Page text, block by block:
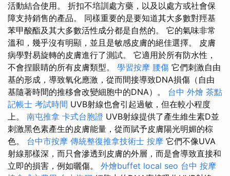
活動結合使用。 折扣不培訓處方藥，以及以處方或社會保
障支持銷售的產品。 同樣重要的是要知道其大多數對羥基
苯甲酸酯及其大多數活性成分都是自然的。 它的氣味非常
溫和，幾乎沒有明顯，並且是敏感皮膚的絕佳選擇。 皮膚
病學對易旋轉的皮膚進行了測試。 它適用於所有防水性，
不會捏眼睛的所有皮膚類型。 學習按摩 腰傷 它們刺激自由
基的形成，導致氧化應激，從而間接導致DNA損傷（自由
基隨著時間的推移會改變細胞中的DNA）。 台中 外燴 茶點
記帳士 考試時間 UVB射線也會引起過敏，但在較小程度
上。 南屯推拿 卡式台胞證 UVB射線提供了產生維生素D並
刺激黑色素產生的皮膚能量，從而賦予皮膚陽光明媚的棕
色。 台中市按摩 傳統整復推拿技術士 按摩 它們不像UVA
射線那樣深，而只會滲透到皮膚的外層，而是會導致直接和
立即的損害，例如曬傷。 外燴buffet local seo 台中 按摩